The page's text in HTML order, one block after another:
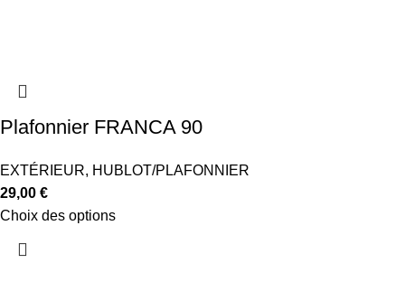
Plafonnier FRANCA 90
EXTÉRIEUR, HUBLOT/PLAFONNIER
29,00 €
Choix des options